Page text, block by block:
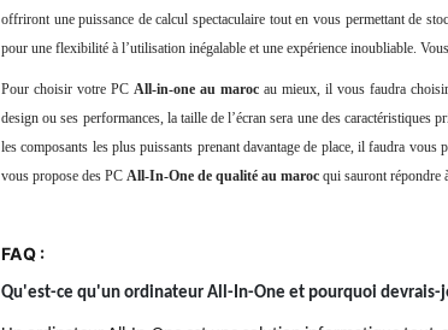
offriront une puissance de calcul spectaculaire tout en vous permettant de
pour une flexibilité à l’utilisation inégalable et une expérience inoubliable.
Pour choisir votre PC All-in-one au marocau mieux, il vous faudra
design ou ses performances, la taille de l’écran sera une des
les composants les plus puissants prenant davantage de place, il faudra
vous propose des PC All-In-One de qualité au maroc qui sauront répondre
FAQ :
Qu'est-ce qu'un ordinateur All-In-One et pourquoi devrais-